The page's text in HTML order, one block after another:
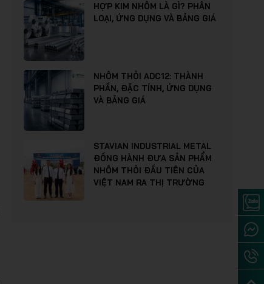
HỢP KIM NHÔM LÀ GÌ? PHÂN
LOẠI, ỨNG DỤNG VÀ BẢNG GIÁ
NHÔM THỎI ADC12: THÀNH
PHẦN, ĐẶC TÍNH, ỨNG DỤNG
VÀ BẢNG GIÁ
STAVIAN INDUSTRIAL METAL
ĐỒNG HÀNH ĐƯA SẢN PHẨM
NHÔM THỎI ĐẦU TIÊN CỦA
VIỆT NAM RA THỊ TRƯỜNG